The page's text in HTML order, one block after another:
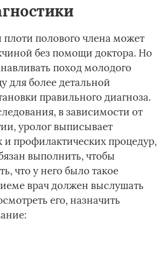
плоти полового члена может
без помощи доктора. Но
поход молодого
для более детальной
правильного диагноза.
в зависимости от
уролог выписывает
и профилактических процедур,
выполнить, чтобы
что у него было такое
врач должен выслушать
его, назначить